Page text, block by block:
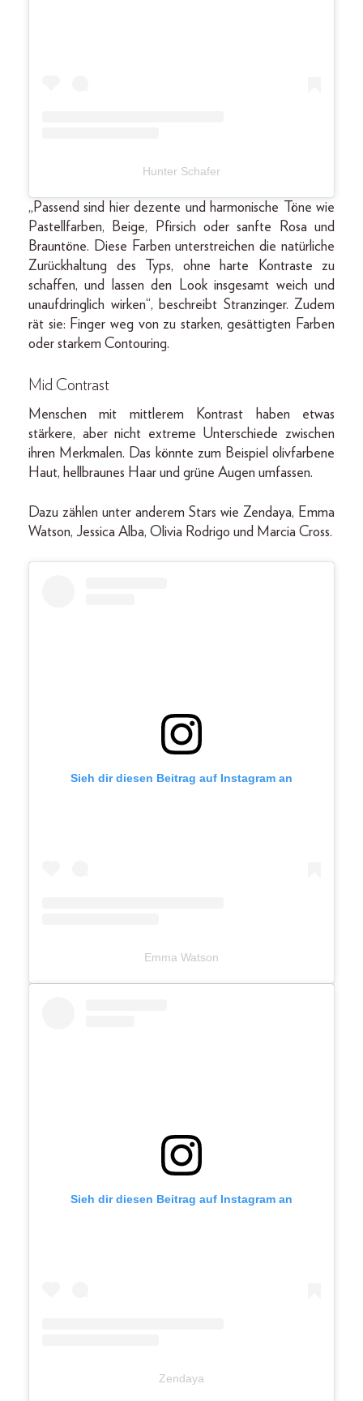
Hunter Schafer
„Passend sind hier dezente und harmonische Töne wie
Pastellfarben, Beige, Pfirsich oder sanfte Rosa und
Brauntöne. Diese Farben unterstreichen die natürliche
Zurückhaltung des Typs, ohne harte Kontraste zu
schaffen, und lassen den Look insgesamt weich und
unaufdringlich wirken“, beschreibt Stranzinger. Zudem
rät sie: Finger weg von zu starken, gesättigten Farben
oder starkem Contouring.
Mid Contrast
Menschen mit mittlerem Kontrast haben etwas
stärkere, aber nicht extreme Unterschiede zwischen
ihren Merkmalen. Das könnte zum Beispiel olivfarbene
Haut, hellbraunes Haar und grüne Augen umfassen.
Dazu zählen unter anderem Stars wie Zendaya, Emma
Watson, Jessica Alba, Olivia Rodrigo und Marcia Cross.
Sieh dir diesen Beitrag auf Instagram an
Emma Watson
Sieh dir diesen Beitrag auf Instagram an
Zendaya